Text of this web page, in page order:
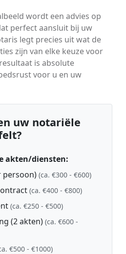
wordt een advies op
perfect aansluit bij uw
legt precies uit wat de
zijn van elke keuze voor
is absolute
voor u en uw
uw notariële
akten/diensten:
persoon) (ca. €300 - €600)
(ca. €400 - €800)
(ca. €250 - €500)
(2 akten) (ca. €600 -
€500 - €1000)